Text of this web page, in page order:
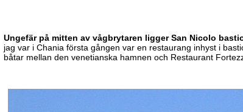
Ungefär på mitten av vågbrytaren ligger San Nicolo
jag var i Chania första gången var en restaurang inhyst i
båtar mellan den venetianska hamnen och Restaurant